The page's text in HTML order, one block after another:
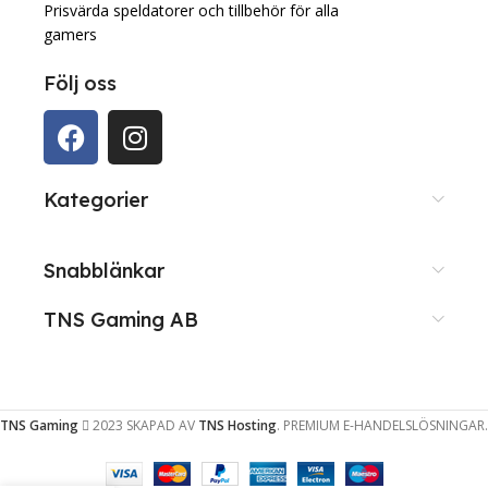
Prisvärda speldatorer och tillbehör för alla
gamers
Följ oss
Kategorier
Snabblänkar
TNS Gaming AB
TNS Gaming 2023 SKAPAD AV TNS Hosting. PREMIUM E-HANDELSLÖSNINGAR.